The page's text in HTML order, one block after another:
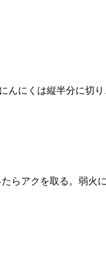
にくは縦半分に切
らアクを取る。弱火